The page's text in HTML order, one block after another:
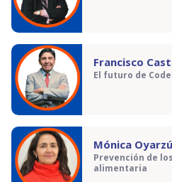
Francisco
El futuro de
Mónica
Prevención de
alimentaria